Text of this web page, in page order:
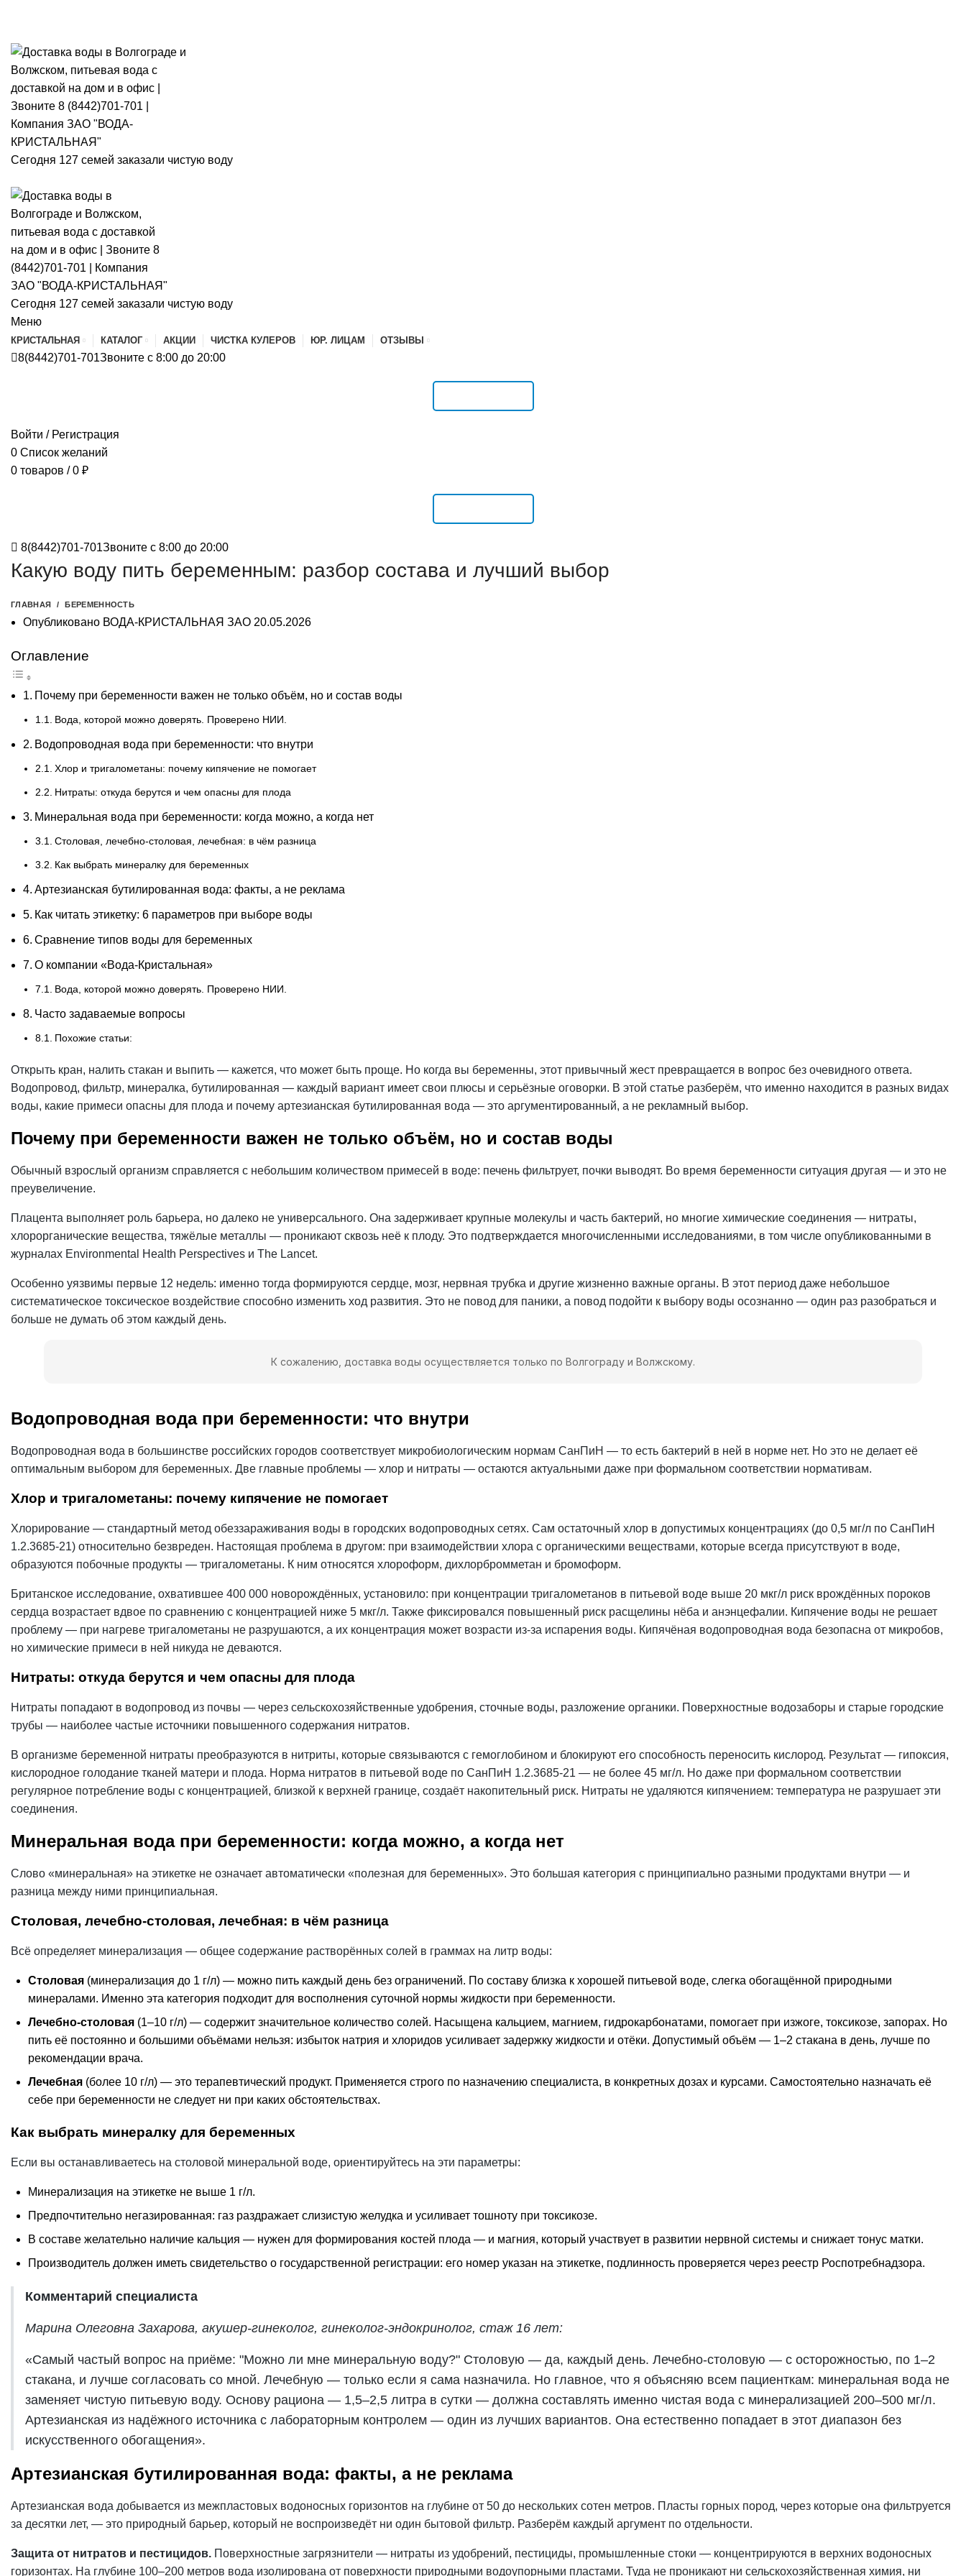
Сегодня 127 семей заказали чистую воду
Сегодня 127 семей заказали чистую воду
Меню
КРИСТАЛЬНАЯ КАТАЛОГ АКЦИИ ЧИСТКА КУЛЕРОВ ЮР. ЛИЦАМ ОТЗЫВЫ
8(8442)701-701Звоните с 8:00 до 20:00
Войти / Регистрация
0 Список желаний
0 товаров / 0 ₽
8(8442)701-701Звоните с 8:00 до 20:00
Какую воду пить беременным: разбор состава и лучший выбор
ГЛАВНАЯ БЕРЕМЕННОСТЬ
Опубликовано ВОДА-КРИСТАЛЬНАЯ ЗАО 20.05.2026
Оглавление
Почему при беременности важен не только объём, но и состав воды
Вода, которой можно доверять. Проверено НИИ.
Водопроводная вода при беременности: что внутри
Хлор и тригалометаны: почему кипячение не помогает
Нитраты: откуда берутся и чем опасны для плода
Минеральная вода при беременности: когда можно, а когда нет
Столовая, лечебно-столовая, лечебная: в чём разница
Как выбрать минералку для беременных
Артезианская бутилированная вода: факты, а не реклама
Как читать этикетку: 6 параметров при выборе воды
Сравнение типов воды для беременных
О компании «Вода-Кристальная»
Вода, которой можно доверять. Проверено НИИ.
Часто задаваемые вопросы
Похожие статьи:
Открыть кран, налить стакан и выпить — кажется, что может быть проще. Но когда вы беременны, этот привычный жест превращается в вопрос без очевидного ответа.
Водопровод, фильтр, минералка, бутилированная — каждый вариант имеет свои плюсы и серьёзные оговорки. В этой статье разберём, что именно находится в разных видах
воды, какие примеси опасны для плода и почему артезианская бутилированная вода — это аргументированный, а не рекламный выбор.
Почему при беременности важен не только объём, но и состав воды
Обычный взрослый организм справляется с небольшим количеством примесей в воде: печень фильтрует, почки выводят. Во время беременности ситуация другая — и это не
преувеличение.
Плацента выполняет роль барьера, но далеко не универсального. Она задерживает крупные молекулы и часть бактерий, но многие химические соединения — нитраты,
хлорорганические вещества, тяжёлые металлы — проникают сквозь неё к плоду. Это подтверждается многочисленными исследованиями, в том числе опубликованными в
журналах Environmental Health Perspectives и The Lancet.
Особенно уязвимы первые 12 недель: именно тогда формируются сердце, мозг, нервная трубка и другие жизненно важные органы. В этот период даже небольшое
систематическое токсическое воздействие способно изменить ход развития. Это не повод для паники, а повод подойти к выбору воды осознанно — один раз разобраться и
больше не думать об этом каждый день.
К сожалению, доставка воды осуществляется только по Волгограду и Волжскому.
Водопроводная вода при беременности: что внутри
Водопроводная вода в большинстве российских городов соответствует микробиологическим нормам СанПиН — то есть бактерий в ней в норме нет. Но это не делает её
оптимальным выбором для беременных. Две главные проблемы — хлор и нитраты — остаются актуальными даже при формальном соответствии нормативам.
Хлор и тригалометаны: почему кипячение не помогает
Хлорирование — стандартный метод обеззараживания воды в городских водопроводных сетях. Сам остаточный хлор в допустимых концентрациях (до 0,5 мг/л по СанПиН
1.2.3685-21) относительно безвреден. Настоящая проблема в другом: при взаимодействии хлора с органическими веществами, которые всегда присутствуют в воде,
образуются побочные продукты — тригалометаны. К ним относятся хлороформ, дихлорбромметан и бромоформ.
Британское исследование, охватившее 400 000 новорождённых, установило: при концентрации тригалометанов в питьевой воде выше 20 мкг/л риск врождённых пороков
сердца возрастает вдвое по сравнению с концентрацией ниже 5 мкг/л. Также фиксировался повышенный риск расщелины нёба и анэнцефалии. Кипячение воды не решает
проблему — при нагреве тригалометаны не разрушаются, а их концентрация может возрасти из-за испарения воды. Кипячёная водопроводная вода безопасна от микробов,
но химические примеси в ней никуда не деваются.
Нитраты: откуда берутся и чем опасны для плода
Нитраты попадают в водопровод из почвы — через сельскохозяйственные удобрения, сточные воды, разложение органики. Поверхностные водозаборы и старые городские
трубы — наиболее частые источники повышенного содержания нитратов.
В организме беременной нитраты преобразуются в нитриты, которые связываются с гемоглобином и блокируют его способность переносить кислород. Результат — гипоксия,
кислородное голодание тканей матери и плода. Норма нитратов в питьевой воде по СанПиН 1.2.3685-21 — не более 45 мг/л. Но даже при формальном соответствии
регулярное потребление воды с концентрацией, близкой к верхней границе, создаёт накопительный риск. Нитраты не удаляются кипячением: температура не разрушает эти
соединения.
Минеральная вода при беременности: когда можно, а когда нет
Слово «минеральная» на этикетке не означает автоматически «полезная для беременных». Это большая категория с принципиально разными продуктами внутри — и
разница между ними принципиальная.
Столовая, лечебно-столовая, лечебная: в чём разница
Всё определяет минерализация — общее содержание растворённых солей в граммах на литр воды:
Столовая (минерализация до 1 г/л) — можно пить каждый день без ограничений. По составу близка к хорошей питьевой воде, слегка обогащённой природными
минералами. Именно эта категория подходит для восполнения суточной нормы жидкости при беременности.
Лечебно-столовая (1–10 г/л) — содержит значительное количество солей. Насыщена кальцием, магнием, гидрокарбонатами, помогает при изжоге, токсикозе, запорах. Но
пить её постоянно и большими объёмами нельзя: избыток натрия и хлоридов усиливает задержку жидкости и отёки. Допустимый объём — 1–2 стакана в день, лучше по
рекомендации врача.
Лечебная (более 10 г/л) — это терапевтический продукт. Применяется строго по назначению специалиста, в конкретных дозах и курсами. Самостоятельно назначать её
себе при беременности не следует ни при каких обстоятельствах.
Как выбрать минералку для беременных
Если вы останавливаетесь на столовой минеральной воде, ориентируйтесь на эти параметры:
Минерализация на этикетке не выше 1 г/л.
Предпочтительно негазированная: газ раздражает слизистую желудка и усиливает тошноту при токсикозе.
В составе желательно наличие кальция — нужен для формирования костей плода — и магния, который участвует в развитии нервной системы и снижает тонус матки.
Производитель должен иметь свидетельство о государственной регистрации: его номер указан на этикетке, подлинность проверяется через реестр Роспотребнадзора.
Комментарий специалиста
Марина Олеговна Захарова, акушер-гинеколог, гинеколог-эндокринолог, стаж 16 лет:
«Самый частый вопрос на приёме: "Можно ли мне минеральную воду?" Столовую — да, каждый день. Лечебно-столовую — с осторожностью, по 1–2
стакана, и лучше согласовать со мной. Лечебную — только если я сама назначила. Но главное, что я объясняю всем пациенткам: минеральная вода не
заменяет чистую питьевую воду. Основу рациона — 1,5–2,5 литра в сутки — должна составлять именно чистая вода с минерализацией 200–500 мг/л.
Артезианская из надёжного источника с лабораторным контролем — один из лучших вариантов. Она естественно попадает в этот диапазон без
искусственного обогащения».
Артезианская бутилированная вода: факты, а не реклама
Артезианская вода добывается из межпластовых водоносных горизонтов на глубине от 50 до нескольких сотен метров. Пласты горных пород, через которые она фильтруется
за десятки лет, — это природный барьер, который не воспроизведёт ни один бытовой фильтр. Разберём каждый аргумент по отдельности.
Защита от нитратов и пестицидов. Поверхностные загрязнители — нитраты из удобрений, пестициды, промышленные стоки — концентрируются в верхних водоносных
горизонтах. На глубине 100–200 метров вода изолирована от поверхности природными водоупорными пластами. Туда не проникают ни сельскохозяйственная химия, ни